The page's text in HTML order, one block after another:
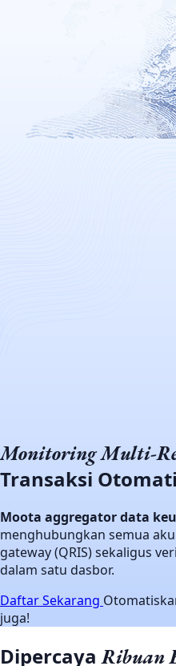
MonitoringMulti-
Transaksi
Moota aggregator data
menghubungkan semua
gateway (QRIS) sekaligus
dalam satu dasbor.
Daftar Sekarang
juga!
Dipercaya Ribuan